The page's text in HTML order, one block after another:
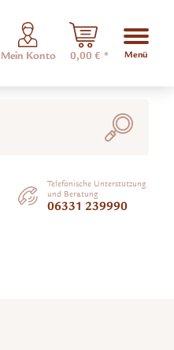
Mein Konto 0,00 € * Menü
Telefonische Unterstützung
und Beratung
06331 239990